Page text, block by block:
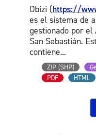
Dbizi (https://
es el sistema de
gestionado por el
San Sebastián.
contiene...
ZIP (SHP)
PDF
HTML